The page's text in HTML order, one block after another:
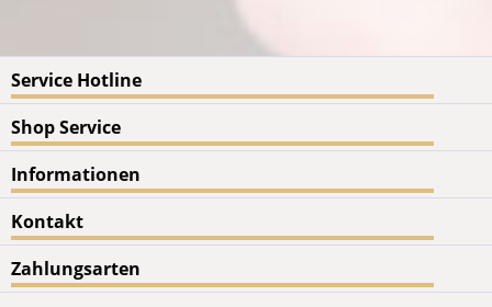
Service Hotline
Shop Service
Informationen
Kontakt
Zahlungsarten